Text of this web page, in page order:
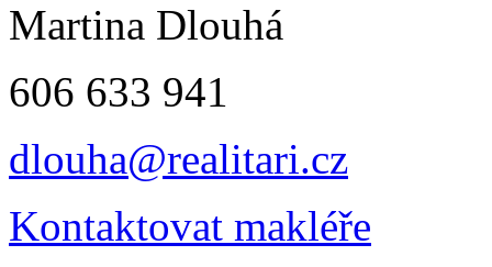
Martina Dlouhá
606 633 941
dlouha@realitari.cz
Kontaktovat makléře